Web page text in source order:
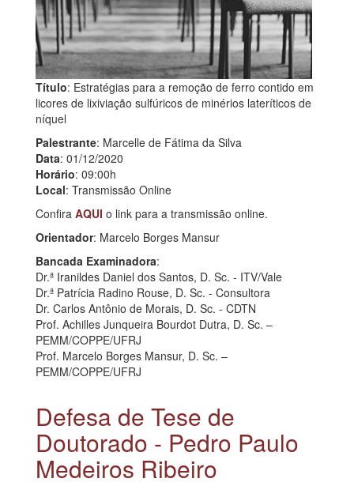
Título: Estratégias para a remoção de ferro contido em
licores de lixiviação sulfúricos de minérios lateríticos de
níquel
Palestrante: Marcelle de Fátima da Silva
Data: 01/12/2020
Horário: 09:00h
Local: Transmissão Online
Confira AQUI o link para a transmissão online.
Orientador: Marcelo Borges Mansur
Bancada Examinadora:
Dr.ª Iranildes Daniel dos Santos, D. Sc. - ITV/Vale
Dr.ª Patrícia Radino Rouse, D. Sc. - Consultora
Dr. Carlos Antônio de Morais, D. Sc. - CDTN
Prof. Achilles Junqueira Bourdot Dutra, D. Sc. –
PEMM/COPPE/UFRJ
Prof. Marcelo Borges Mansur, D. Sc. –
PEMM/COPPE/UFRJ
Defesa de Tese de
Doutorado - Pedro Paulo
Medeiros Ribeiro